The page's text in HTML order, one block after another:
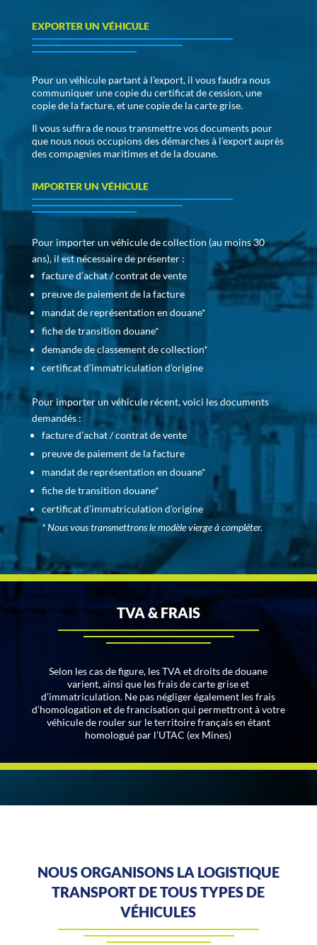
EXPORTER UN VÉHICULE
Pour un véhicule partant à l’export, il vous faudra nous
communiquer une copie du certificat de cession, une
copie de la facture, et une copie de la carte grise.
Il vous suffira de nous transmettre vos documents pour
que nous nous occupions des démarches à l’export auprès
des compagnies maritimes et de la douane.
IMPORTER UN VÉHICULE
Pour importer un véhicule de collection (au moins 30
ans), il est nécessaire de présenter :
facture d’achat / contrat de vente
preuve de paiement de la facture
mandat de représentation en douane*
fiche de transition douane*
demande de classement de collection*
certificat d’immatriculation d’origine
Pour importer un véhicule récent, voici les documents
demandés :
facture d’achat / contrat de vente
preuve de paiement de la facture
mandat de représentation en douane*
fiche de transition douane*
certificat d’immatriculation d’origine
* Nous vous transmettrons le modèle vierge à compléter.
TVA & FRAIS
Selon les cas de figure, les TVA et droits de douane
varient, ainsi que les frais de carte grise et
d’immatriculation. Ne pas négliger également les frais
d’homologation et de francisation qui permettront à votre
véhicule de rouler sur le territoire français en étant
homologué par l’UTAC (ex Mines)
NOUS ORGANISONS LA LOGISTIQUE
TRANSPORT DE TOUS TYPES DE
VÉHICULES